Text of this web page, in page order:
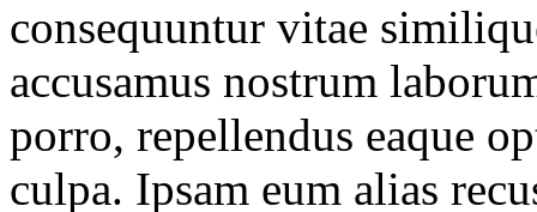
consequuntur vitae
accusamus nostrum
porro, repellendus eaque
culpa. Ipsam eum alias